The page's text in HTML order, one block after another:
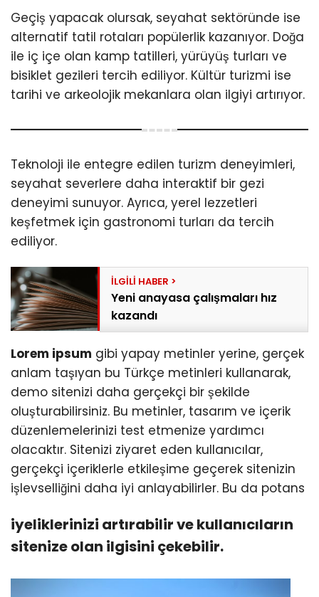
Instagram
Youtube
Geçiş yapacak olursak, seyahat sektöründe ise
alternatif tatil rotaları popülerlik kazanıyor. Doğa
ile iç içe olan kamp tatilleri, yürüyüş turları ve
bisiklet gezileri tercih ediliyor. Kültür turizmi ise
tarihi ve arkeolojik mekanlara olan ilgiyi artırıyor.
Teknoloji ile entegre edilen turizm deneyimleri,
seyahat severlere daha interaktif bir gezi
deneyimi sunuyor. Ayrıca, yerel lezzetleri
keşfetmek için gastronomi turları da tercih
ediliyor.
Yeni anayasa çalışmaları hız
kazandı
Lorem ipsum gibi yapay metinler yerine, gerçek
anlam taşıyan bu Türkçe metinleri kullanarak,
demo sitenizi daha gerçekçi bir şekilde
oluşturabilirsiniz. Bu metinler, tasarım ve içerik
düzenlemelerinizi test etmenize yardımcı
olacaktır. Sitenizi ziyaret eden kullanıcılar,
gerçekçi içeriklerle etkileşime geçerek sitenizin
işlevselliğini daha iyi anlayabilirler. Bu da potans
iyeliklerinizi artırabilir ve kullanıcıların
sitenize olan ilgisini çekebilir.